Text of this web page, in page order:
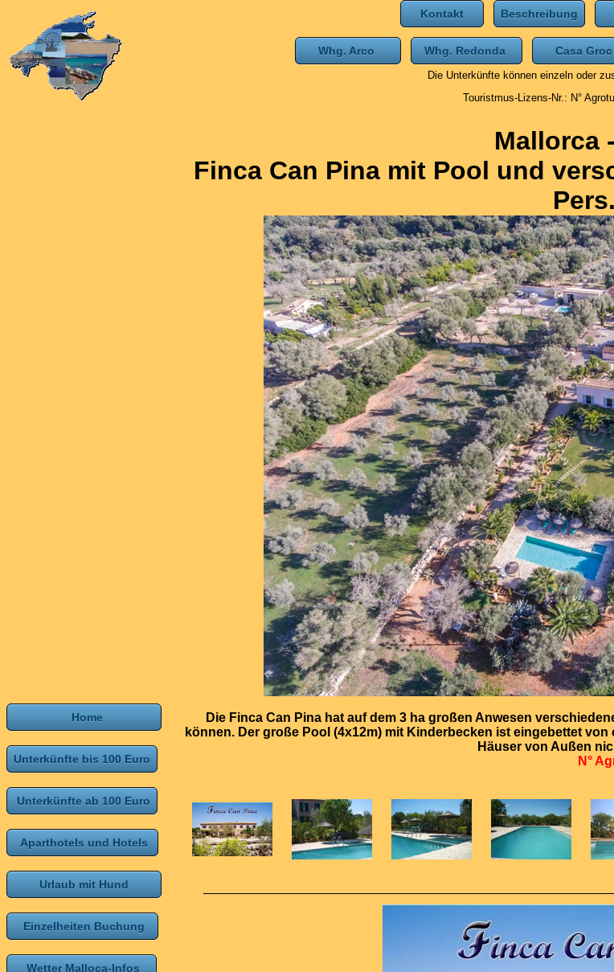
Kontakt Beschreibung
Whg. Arco Whg. Redonda Casa
Die Unterkünfte können einzeln oder
Touristmus-Lizens-Nr.: N°
Mallorca
Finca Can Pina mit Pool und
Pers.
Home
Unterkünfte bis 100 Euro
Unterkünfte ab 100 Euro
Aparthotels und Hotels
Urlaub mit Hund
Einzelheiten Buchung
Wetter Malloca-Infos
Die Finca Can Pina hat auf dem 3 ha großen Anwesen
können. Der große Pool (4x12m) mit Kinderbecken ist eingebettet
Häuser von Außen
N°